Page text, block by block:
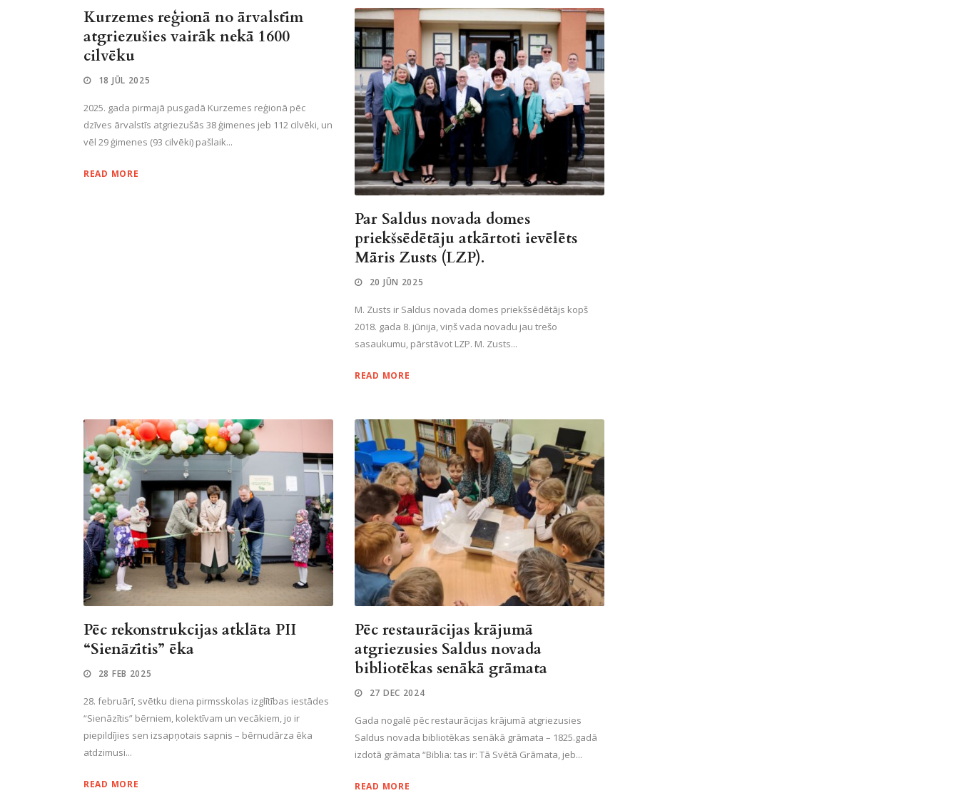
Kurzemes reģionā no ārvalstīm
atgriezušies vairāk nekā 1600
cilvēku
18 JŪL 2025
2025. gada pirmajā pusgadā Kurzemes reģionā pēc
dzīves ārvalstīs atgriezušās 38 ģimenes jeb 112 cilvēki, un
vēl 29 ģimenes (93 cilvēki) pašlaik...
READ MORE
Par Saldus novada domes
priekšsēdētāju atkārtoti ievēlēts
Māris Zusts (LZP).
20 JŪN 2025
M. Zusts ir Saldus novada domes priekšsēdētājs kopš
2018. gada 8. jūnija, viņš vada novadu jau trešo
sasaukumu, pārstāvot LZP. M. Zusts...
READ MORE
Pēc rekonstrukcijas atklāta PII
“Sienāzītis” ēka
28 FEB 2025
28. februārī, svētku diena pirmsskolas izglītības iestādes
“Sienāzītis” bērniem, kolektīvam un vecākiem, jo ir
piepildījies sen izsapņotais sapnis – bērnudārza ēka
atdzimusi...
READ MORE
Pēc restaurācijas krājumā
atgriezusies Saldus novada
bibliotēkas senākā grāmata
27 DEC 2024
Gada nogalē pēc restaurācijas krājumā atgriezusies
Saldus novada bibliotēkas senākā grāmata – 1825.gadā
izdotā grāmata “Biblia: tas ir: Tā Svētā Grāmata, jeb...
READ MORE